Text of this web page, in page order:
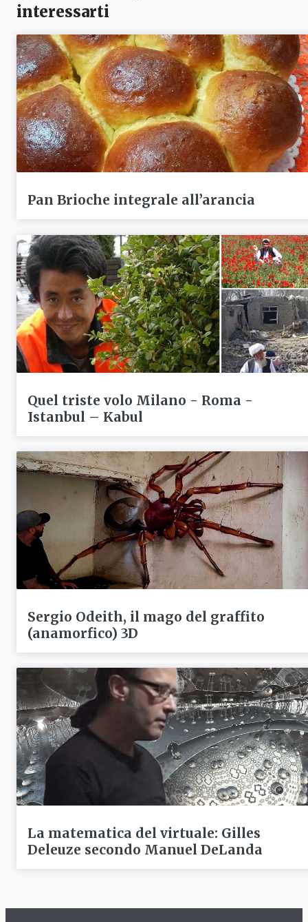
interessarti
Pan Brioche integrale all’arancia
Quel triste volo Milano - Roma -
Istanbul – Kabul
Sergio Odeith, il mago del graffito
(anamorfico) 3D
La matematica del virtuale: Gilles
Deleuze secondo Manuel DeLanda